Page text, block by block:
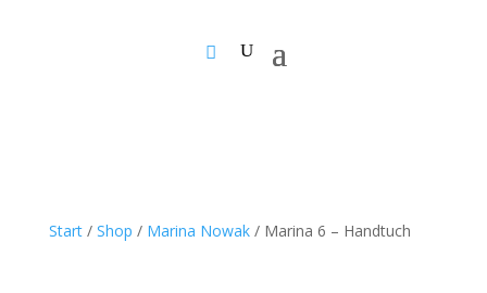
Start/ Shop / Marina Nowak/ Marina 6 – Handtuch